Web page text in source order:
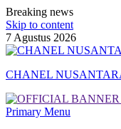
Breaking news
Skip to content
7 Agustus 2026
CHANEL
Primary Menu